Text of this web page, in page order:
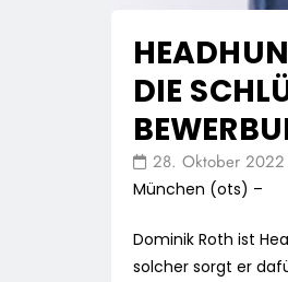
DIE
28. Oktober 2022
München (ots) –
Dominik Roth ist
solcher sorgt er